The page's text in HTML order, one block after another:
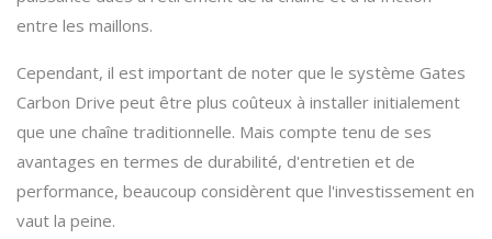
entre les maillons.
Cependant, il est important de noter que le système Gates
Carbon Drive peut être plus coûteux à installer initialement
que une chaîne traditionnelle. Mais compte tenu de ses
avantages en termes de durabilité, d'entretien et de
performance, beaucoup considèrent que l'investissement en
vaut la peine.